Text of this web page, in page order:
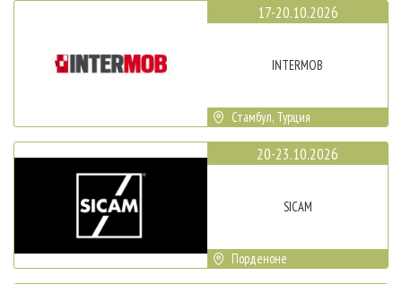
17-20.10.2026
INTERMOB
Стамбул, Турция
20-23.10.2026
SICAM
Порденоне